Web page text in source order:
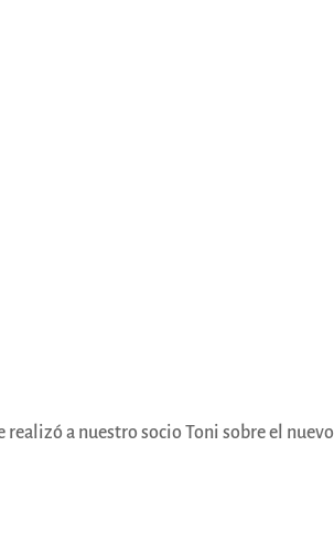
a nuestro socio Toni sobre el nuevo